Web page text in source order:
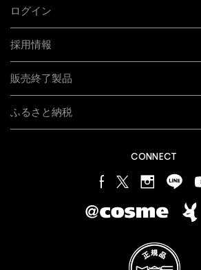
ログイン
採用情報
販売終了製品
ふるさと納税
CONNECT